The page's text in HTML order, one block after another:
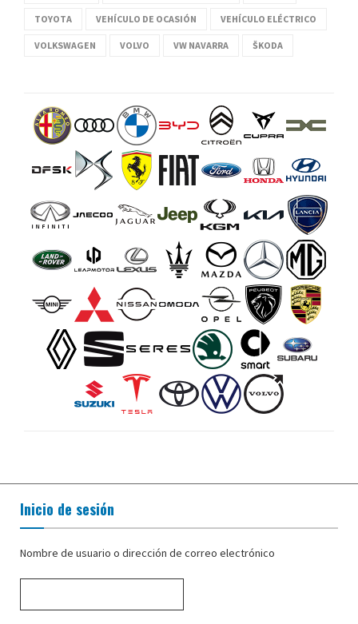
TOYOTA VEHÍCULO DE OCASIÓN VEHÍCULO ELÉCTRICO
VOLKSWAGEN VOLVO VW NAVARRA ŠKODA
Inicio de sesión
Nombre de usuario o dirección de correo electrónico